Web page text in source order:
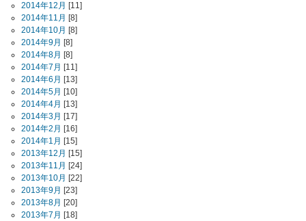
2014年12月 [11]
2014年11月 [8]
2014年10月 [8]
2014年9月 [8]
2014年8月 [8]
2014年7月 [11]
2014年6月 [13]
2014年5月 [10]
2014年4月 [13]
2014年3月 [17]
2014年2月 [16]
2014年1月 [15]
2013年12月 [15]
2013年11月 [24]
2013年10月 [22]
2013年9月 [23]
2013年8月 [20]
2013年7月 [18]